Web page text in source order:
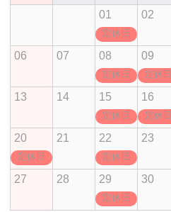
01
定休日
02
06 07 08
定休日
09
定休日
13 14 15
定休日
16
定休日
20
定休日
21 22
定休日
23
27 28 29
定休日
30